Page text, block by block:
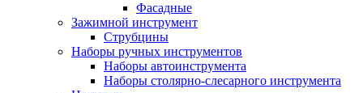
Фасадные
Зажимной инструмент
Струбцины
Наборы ручных инструментов
Наборы автоинструмента
Наборы столярно-слесарного инструмента